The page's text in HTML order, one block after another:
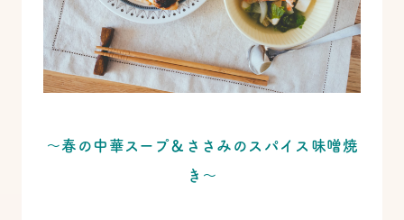
〜春の中華スープ＆ささみのスパイス味噌焼
き〜